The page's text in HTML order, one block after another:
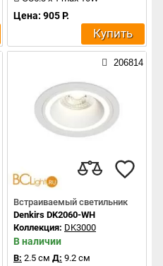
Цена: 905 Р.
Купить
206814
Встраиваемый светильник
Denkirs DK2060-WH
Коллекция: DK3000
В наличии
В: 2.5 см Д: 9.2 см